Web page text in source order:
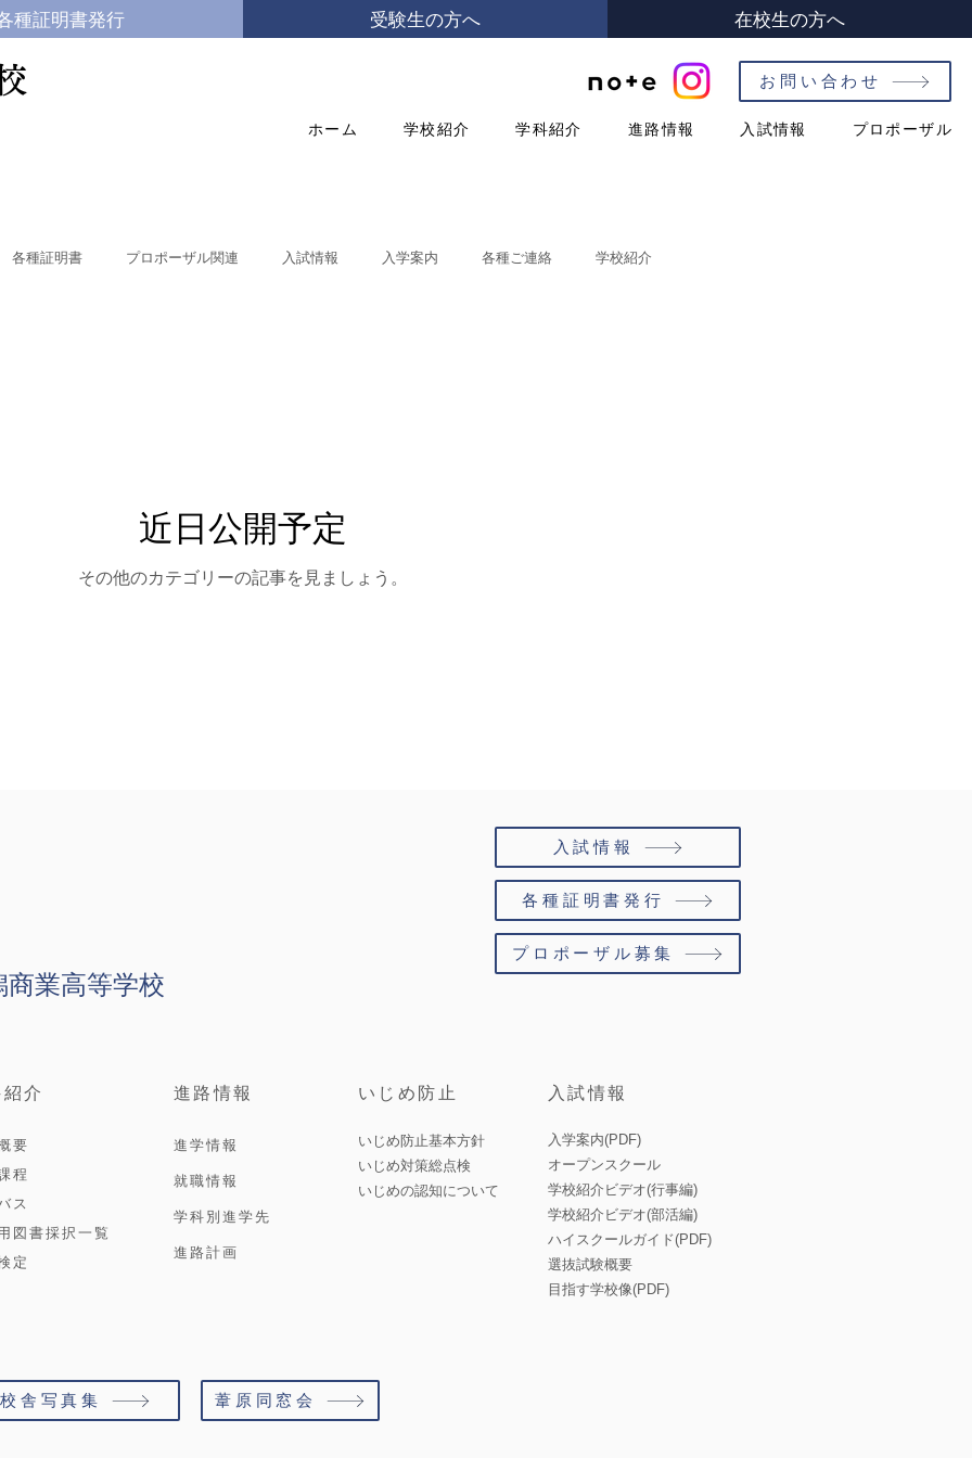
種証明書発行 受験生の方へ 在校生の方へ
お問い合わせ
ホーム 学校紹介 学科紹介 進路情報 入試情報 プロポーザル
各種証明書 プロポーザル関連 入試情報 入学案内 各種ご連絡 学校紹介
教科用図書採択一覧 資格・検定取得状況
近日公開予定
その他のカテゴリーの記事を見ましょう。
商業高等学校
介
要
程
ス
図書採択一覧
定
進路情報
進学情報
就職情報
学科別進学先
進路計画
入試情報
各種証明書発行
プロポーザル募集
いじめ防止
いじめ防止基本方針
いじめ対策総点検
いじめの認知について
入試情報
入学案内(PDF)
オープンスクール
学校紹介ビデオ(行事編)
学校紹介ビデオ(部活編)
ハイスクールガイド(PDF)
選抜試験概要
目指す学校像(PDF)
舎写真集 葦原同窓会